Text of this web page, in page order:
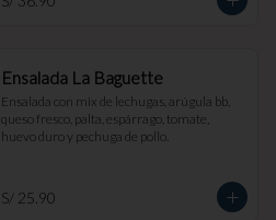
Ensalada La Baguette
Ensalada con mix de lechugas, arúgula bb,
queso fresco, palta, espárrago, tomate,
huevo duro y pechuga de pollo.
S/ 25.90